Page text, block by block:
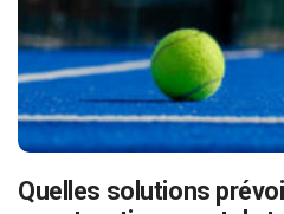
Quelles solutions